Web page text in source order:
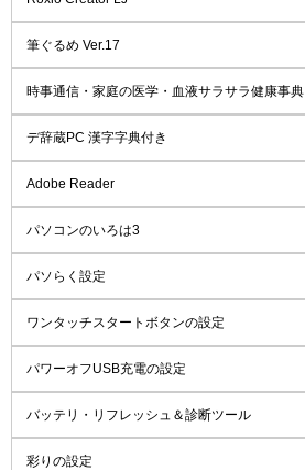
筆ぐるめ Ver.17
時事通信・家庭の医学・血液サラサラ健康事典
デ辞蔵PC 漢字字典付き
Adobe Reader
パソコンのいろは3
パソらく設定
ワンタッチスタートボタンの設定
パワーオフUSB充電の設定
バッテリ・リフレッシュ＆診断ツール
彩りの設定